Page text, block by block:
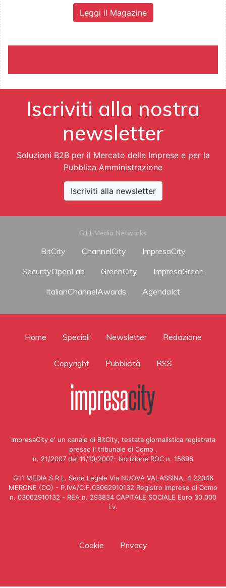
Leggi il Magazine
Iscriviti alla nostra
newsletter
Soluzioni B2B per il Mercato delle Imprese e per la
Pubblica Amministrazione
Iscriviti alla newsletter
G11 Media Networks
BitCity ChannelCity
ImpresaCity
SecurityOpenLab
GreenCity
ImpresaGreen
ItalianChannelAwards
AgendaIct
Home Speciali Newsletter Redazione
Copyright Pubblicità RSS
ImpresaCity e' un canale di BitCity, testata giornalistica registrata
presso il tribunale di Como ,
n. 21/2007 del 11/10/2007- Iscrizione ROC n. 15698
G11 MEDIA S.R.L. Sede Legale Via NUOVA VALASSINA, 4 22046
MERONE (CO) - P.IVA/C.F.03062910132 Registro imprese di Como
n. 03062910132 - REA n. 293834 CAPITALE SOCIALE Euro 30.000
i.v.
Cookie Privacy